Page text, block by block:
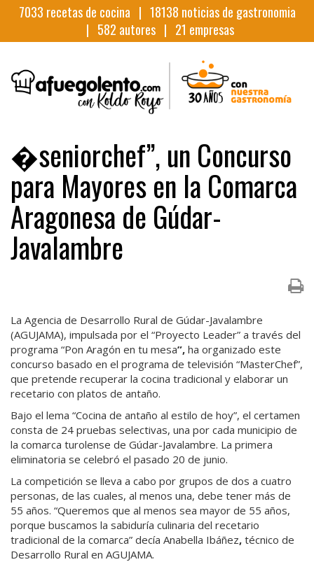
7033 recetas de cocina | 18138 noticias de gastronomia
| 582 autores | 21 empresas
�seniorchef”, un Concurso
para Mayores en la Comarca
Aragonesa de Gúdar-
Javalambre
La Agencia de Desarrollo Rural de Gúdar-Javalambre
(AGUJAMA), impulsada por el “Proyecto Leader” a través del
programa “Pon Aragón en tu mesa”, ha organizado este
concurso basado en el programa de televisión “MasterChef”,
que pretende recuperar la cocina tradicional y elaborar un
recetario con platos de antaño.
Bajo el lema “Cocina de antaño al estilo de hoy”, el certamen
consta de 24 pruebas selectivas, una por cada municipio de
la comarca turolense de Gúdar-Javalambre. La primera
eliminatoria se celebró el pasado 20 de junio.
La competición se lleva a cabo por grupos de dos a cuatro
personas, de las cuales, al menos una, debe tener más de
55 años. “Queremos que al menos sea mayor de 55 años,
porque buscamos la sabiduría culinaria del recetario
tradicional de la comarca” decía Anabella Ibáñez, técnico de
Desarrollo Rural en AGUJAMA.